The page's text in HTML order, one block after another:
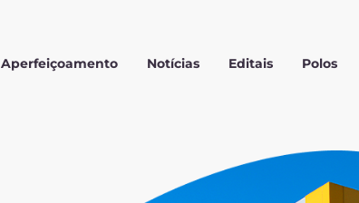
Aperfeiçoamento Notícias Editais Polos